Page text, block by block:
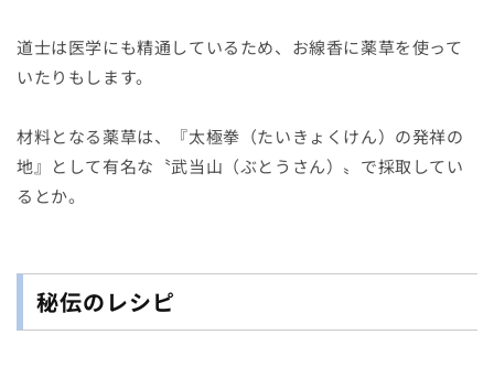
道士は医学にも精通しているため、お線香に薬草を使って
いたりもします。
材料となる薬草は、『太極拳（たいきょくけん）の発祥の
地』として有名な〝武当山（ぶとうさん）〟で採取してい
るとか。
秘伝のレシピ